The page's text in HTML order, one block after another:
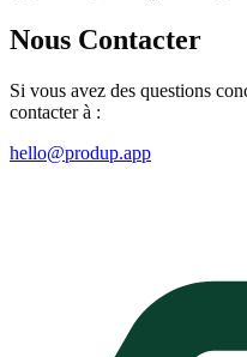
Nous Contacter
Si vous avez des questions
contacter à :
hello@produp.app